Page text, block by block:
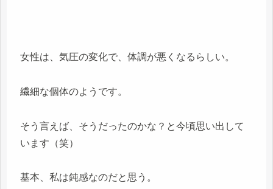
女性は、気圧の変化で、体調が悪くなるらしい。
繊細な個体のようです。
そう言えば、そうだったのかな？と今頃思い出して
います（笑）
基本、私は鈍感なのだと思う。